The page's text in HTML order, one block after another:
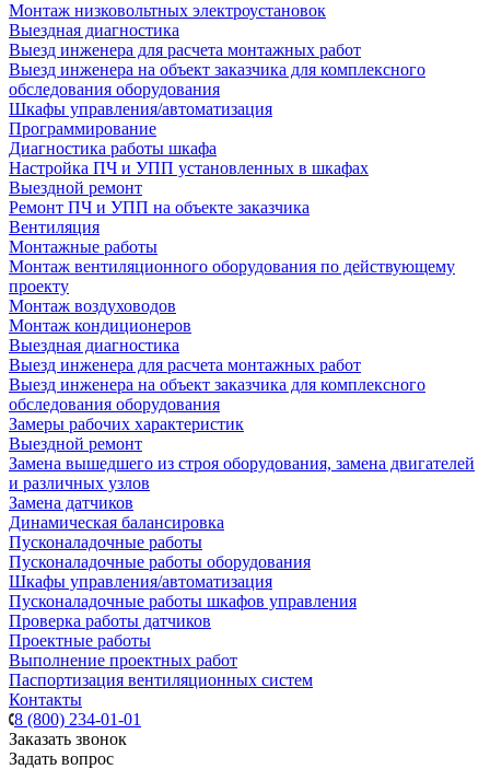
Монтаж низковольтных электроустановок
Выездная диагностика
Выезд инженера для расчета монтажных работ
Выезд инженера на объект заказчика для комплексного
обследования оборудования
Шкафы управления/автоматизация
Программирование
Диагностика работы шкафа
Настройка ПЧ и УПП установленных в шкафах
Выездной ремонт
Ремонт ПЧ и УПП на объекте заказчика
Вентиляция
Монтажные работы
Монтаж вентиляционного оборудования по действующему
проекту
Монтаж воздуховодов
Монтаж кондиционеров
Выездная диагностика
Выезд инженера для расчета монтажных работ
Выезд инженера на объект заказчика для комплексного
обследования оборудования
Замеры рабочих характеристик
Выездной ремонт
Замена вышедшего из строя оборудования, замена двигателей
и различных узлов
Замена датчиков
Динамическая балансировка
Пусконаладочные работы
Пусконаладочные работы оборудования
Шкафы управления/автоматизация
Пусконаладочные работы шкафов управления
Проверка работы датчиков
Проектные работы
Выполнение проектных работ
Паспортизация вентиляционных систем
Контакты
8 (800) 234-01-01
Заказать звонок
Задать вопрос